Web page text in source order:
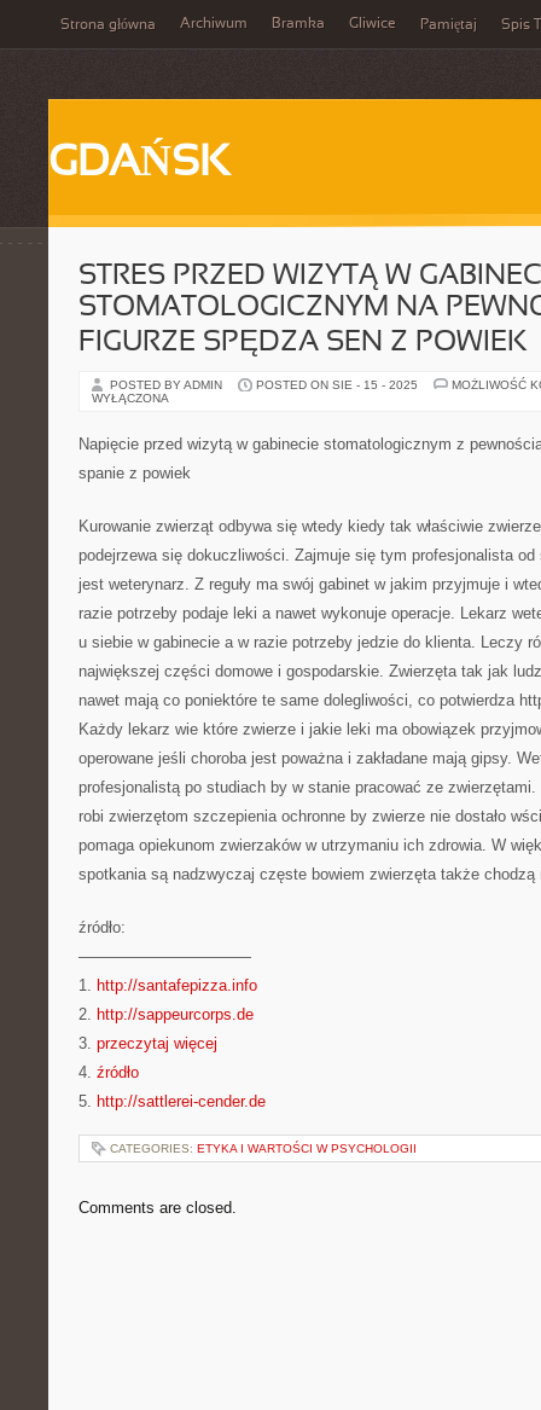
Strona główna Archiwum Bramka Gliwice Pamiętaj Spis
GDAŃSK
STRES PRZED WIZYTĄ W
STOMATOLOGICZNYM NA
FIGURZE SPĘDZA SEN Z POWIEK
POSTED BY ADMIN POSTED ON SIE - 15 - 2025
MOŻLIWOŚĆ
WYŁĄCZONA
Napięcie przed wizytą w gabinecie stomatologicznym z
spanie z powiek
Kurowanie zwierząt odbywa się wtedy kiedy tak właściwie
podejrzewa się dokuczliwości. Zajmuje się tym profesjonalista
jest weterynarz. Z reguły ma swój gabinet w jakim przyjmuje i
razie potrzeby podaje leki a nawet wykonuje operacje. Lekarz
u siebie w gabinecie a w razie potrzeby jedzie do klienta. Leczy
największej części domowe i gospodarskie. Zwierzęta tak jak
nawet mają co poniektóre te same dolegliwości, co potwierdza
Każdy lekarz wie które zwierze i jakie leki ma obowiązek
operowane jeśli choroba jest poważna i zakładane mają gipsy.
profesjonalistą po studiach by w stanie pracować ze zwierzętami.
robi zwierzętom szczepienia ochronne by zwierze nie dostało
pomaga opiekunom zwierzaków w utrzymaniu ich zdrowia. W
spotkania są nadzwyczaj częste bowiem zwierzęta także chodzą
źródło:
———————————
1. http://santafepizza.info
2. http://sappeurcorps.de
3. przeczytaj więcej
4. źródło
5. http://sattlerei-cender.de
CATEGORIES: ETYKA I WARTOŚCI W PSYCHOLOGII
Comments are closed.